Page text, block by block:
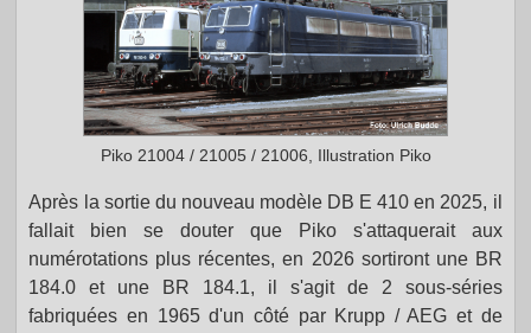
Piko 21004 / 21005 / 21006, Illustration Piko
Après la sortie du nouveau modèle DB E 410 en 2025, il
fallait bien se douter que Piko s'attaquerait aux
numérotations plus récentes, en 2026 sortiront une BR
184.0 et une BR 184.1, il s'agit de 2 sous-séries
fabriquées en 1965 d'un côté par Krupp / AEG et de